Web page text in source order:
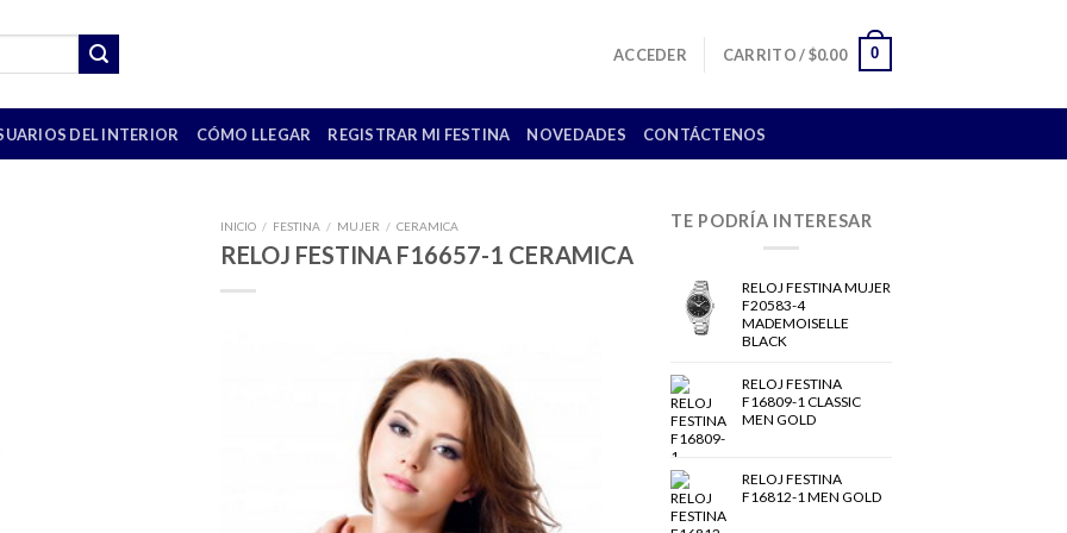
ACCEDER CARRITO /$0.00 0
DEL INTERIOR CÓMO LLEGAR REGISTRAR MI FESTINA NOVEDADES CONTÁCTENOS
INICIO / FESTINA / MUJER / CERAMICA
RELOJ FESTINA F16657-1 CERAMICA
TE PODRÍA INTERESAR
RELOJ FESTINA MUJER
F20583-4
MADEMOISELLE
BLACK
RELOJ FESTINA
F16809-1 CLASSIC
MEN GOLD
RELOJ FESTINA
F16812-1 MEN GOLD